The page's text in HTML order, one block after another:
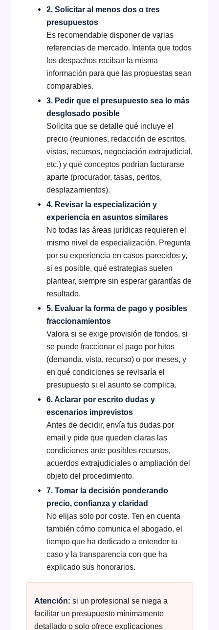
2. Solicitar al menos dos o tres
presupuestos
Es recomendable disponer de varias
referencias de mercado. Intenta que todos
los despachos reciban la misma
información para que las propuestas sean
comparables.
3. Pedir que el presupuesto sea lo más
desglosado posible
Solicita que se detalle qué incluye el
precio (reuniones, redacción de escritos,
vistas, recursos, negociación extrajudicial,
etc.) y qué conceptos podrían facturarse
aparte (procurador, tasas, peritos,
desplazamientos).
4. Revisar la especialización y
experiencia en asuntos similares
No todas las áreas jurídicas requieren el
mismo nivel de especialización. Pregunta
por su experiencia en casos parecidos y,
si es posible, qué estrategias suelen
plantear, siempre sin esperar garantías de
resultado.
5. Evaluar la forma de pago y posibles
fraccionamientos
Valora si se exige provisión de fondos, si
se puede fraccionar el pago por hitos
(demanda, vista, recurso) o por meses, y
en qué condiciones se revisaría el
presupuesto si el asunto se complica.
6. Aclarar por escrito dudas y
escenarios imprevistos
Antes de decidir, envía tus dudas por
email y pide que queden claras las
condiciones ante posibles recursos,
acuerdos extrajudiciales o ampliación del
objeto del procedimiento.
7. Tomar la decisión ponderando
precio, confianza y claridad
No elijas solo por coste. Ten en cuenta
también cómo comunica el abogado, el
tiempo que ha dedicado a entender tu
caso y la transparencia con que ha
explicado sus honorarios.
Atención: si un profesional se niega a
facilitar un presupuesto mínimamente
detallado o solo ofrece explicaciones